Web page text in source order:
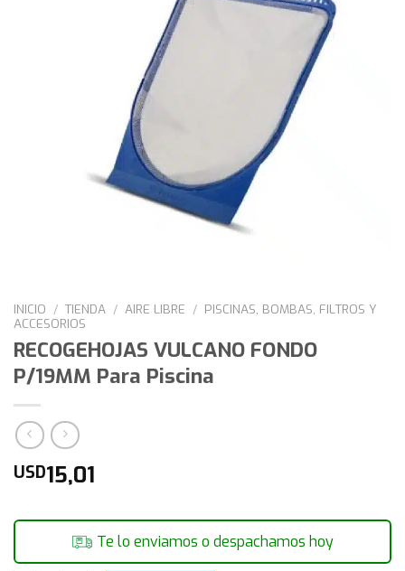
INICIO / TIENDA / AIRE LIBRE / PISCINAS, BOMBAS, FILTROS Y
ACCESORIOS
RECOGEHOJAS VULCANO FONDO
P/19MM Para Piscina
USD15,01
Te lo enviamos o despachamos hoy